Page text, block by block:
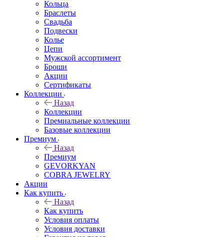
Кольца
Браслеты
Свадьба
Подвески
Колье
Цепи
Мужской ассортимент
Броши
Акции
Сертификаты
Коллекции
Назад
Коллекции
Премиальные коллекции
Базовые коллекции
Премиум
Назад
Премиум
GEVORKYAN
COBRA JEWELRY
Акции
Как купить
Назад
Как купить
Условия оплаты
Условия доставки